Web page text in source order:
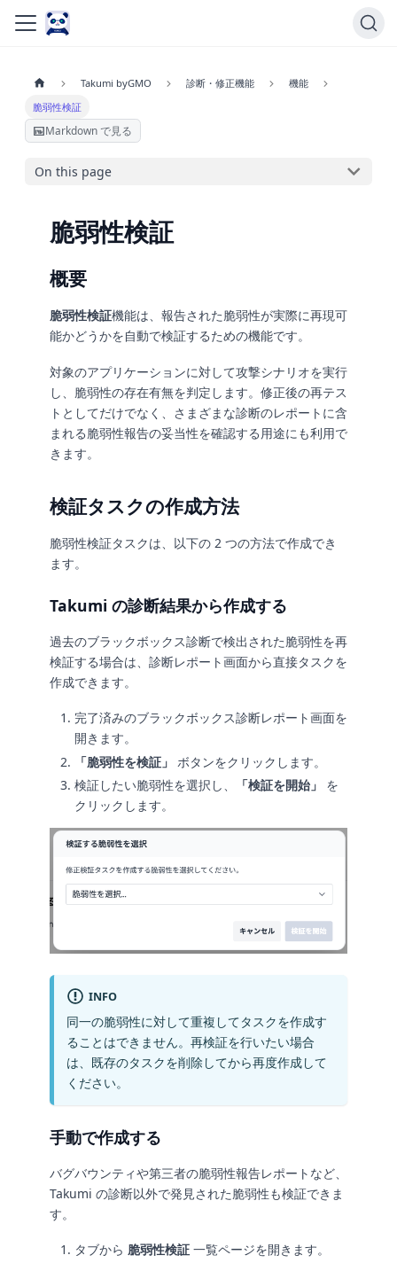
Takumi byGMO 診断・修正機能
機能
脆弱性検証
Markdown で見る
On this page
脆弱性検証
概要
脆弱性検証機能は、報告された脆弱性が実際に再現可
能かどうかを自動で検証するための機能です。
対象のアプリケーションに対して攻撃シナリオを実行
し、脆弱性の存在有無を判定します。修正後の再テス
トとしてだけでなく、さまざまな診断のレポートに含
まれる脆弱性報告の妥当性を確認する用途にも利用で
きます。
検証タスクの作成方法
脆弱性検証タスクは、以下の 2 つの方法で作成でき
ます。
Takumi の診断結果から作成する
過去のブラックボックス診断で検出された脆弱性を再
検証する場合は、診断レポート画面から直接タスクを
作成できます。
完了済みのブラックボックス診断レポート画面を
開きます。
「脆弱性を検証」
ボタンをクリックします。
検証したい脆弱性を選択し、
「検証を開始」
を
クリックします。
INFO
同一の脆弱性に対して重複してタスクを作成す
ることはできません。再検証を行いたい場合
は、既存のタスクを削除してから再度作成して
ください。
手動で作成する
バグバウンティや第三者の脆弱性報告レポートなど、
Takumi の診断以外で発見された脆弱性も検証できま
す。
タブから 脆弱性検証 一覧ページを開きます。